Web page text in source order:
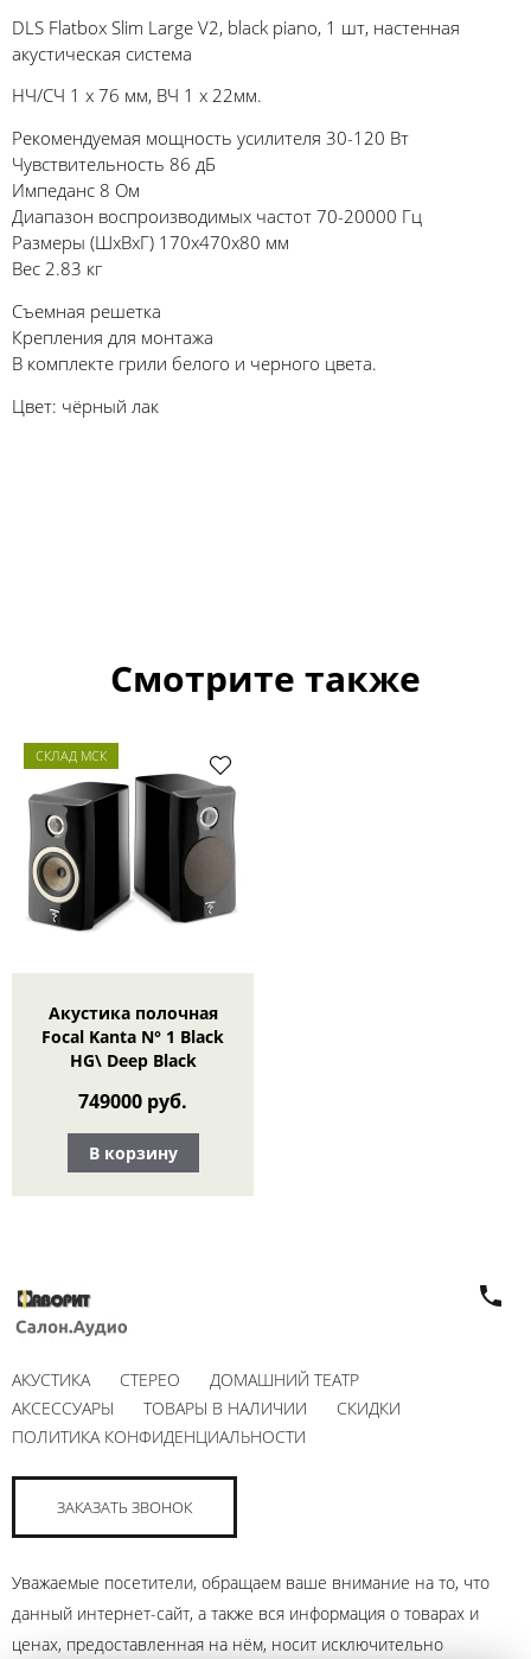
DLS Flatbox Slim Large V2, black piano, 1 шт, настенная
акустическая система
НЧ/СЧ 1 х 76 мм, ВЧ 1 х 22мм.
Рекомендуемая мощность усилителя 30-120 Вт
Чувствительность 86 дБ
Импеданс 8 Ом
Диапазон воспроизводимых частот 70-20000 Гц
Размеры (ШхВхГ) 170x470x80 мм
Вес 2.83 кг
Съемная решетка
Крепления для монтажа
В комплекте грили белого и черного цвета.
Цвет: чёрный лак
Смотрите также
СКЛАД МСК
Акустика полочная
Focal Kanta N° 1 Black
HG\ Deep Black
749000 руб.
В корзину
АКУСТИКА СТЕРЕО
ДОМАШНИЙ ТЕАТР
АКСЕССУАРЫ
ТОВАРЫ В НАЛИЧИИ
СКИДКИ
ПОЛИТИКА КОНФИДЕНЦИАЛЬНОСТИ
ЗАКАЗАТЬ ЗВОНОК
Уважаемые посетители, обращаем ваше внимание на то, что
данный интернет-сайт, а также вся информация о товарах и
ценах, предоставленная на нём, носит исключительно